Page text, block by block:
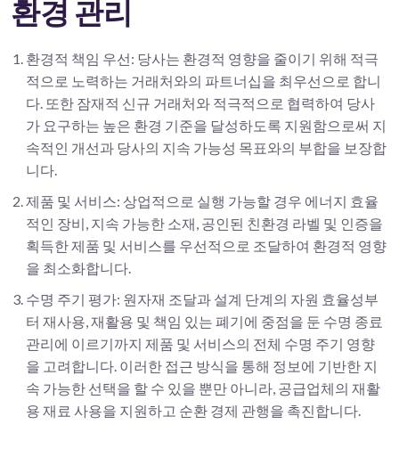
환경 관리
환경적 책임 우선: 당사는 환경적 영향을 줄이기 위해 적극
적으로 노력하는 거래처와의 파트너십을 최우선으로 합니
다. 또한 잠재적 신규 거래처와 적극적으로 협력하여 당사
가 요구하는 높은 환경 기준을 달성하도록 지원함으로써 지
속적인 개선과 당사의 지속 가능성 목표와의 부합을 보장합
니다.
제품 및 서비스: 상업적으로 실행 가능할 경우 에너지 효율
적인 장비, 지속 가능한 소재, 공인된 친환경 라벨 및 인증을
획득한 제품 및 서비스를 우선적으로 조달하여 환경적 영향
을 최소화합니다.
수명 주기 평가: 원자재 조달과 설계 단계의 자원 효율성부
터 재사용, 재활용 및 책임 있는 폐기에 중점을 둔 수명 종료
관리에 이르기까지 제품 및 서비스의 전체 수명 주기 영향
을 고려합니다. 이러한 접근 방식을 통해 정보에 기반한 지
속 가능한 선택을 할 수 있을 뿐만 아니라, 공급업체의 재활
용 재료 사용을 지원하고 순환 경제 관행을 촉진합니다.